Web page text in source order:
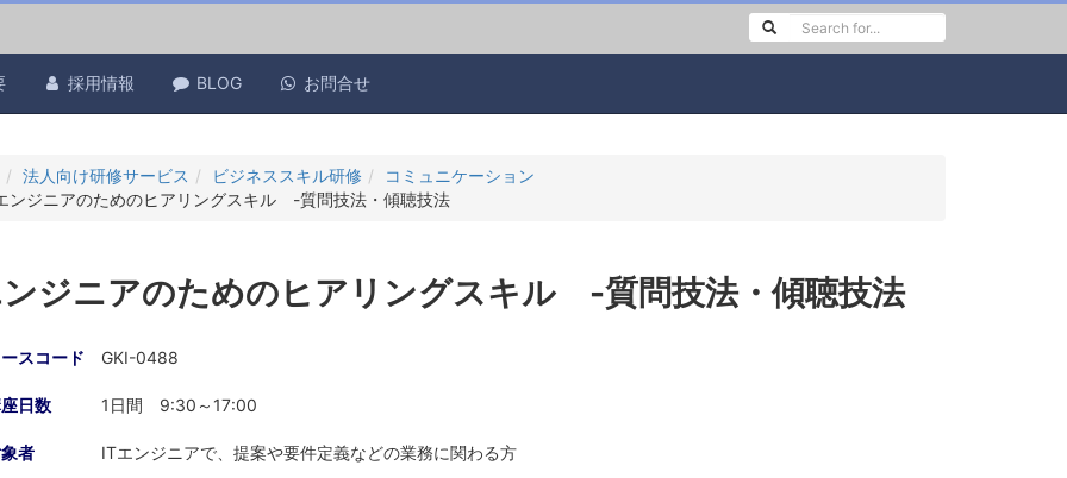
採用情報 BLOG お問合せ
法人向け研修サービス ビジネススキル研修
コミュニケーション
ンジニアのためのヒアリングスキル -質問技法・傾聴技法
ジニアのためのヒアリングスキル -質問技法・傾聴技法
ースコード GKI-0488
座日数 1日間 9:30～17:00
象者 ITエンジニアで、提案や要件定義などの業務に関わる方